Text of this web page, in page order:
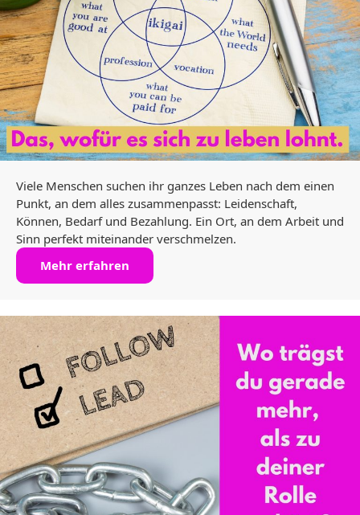
Viele Menschen suchen ihr ganzes Leben nach dem einen
Punkt, an dem alles zusammenpasst: Leidenschaft,
Können, Bedarf und Bezahlung. Ein Ort, an dem Arbeit und
Sinn perfekt miteinander verschmelzen.
Mehr erfahren